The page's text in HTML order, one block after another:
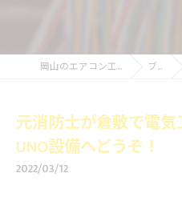
岡山のエアコン工事ならUNO設備 ブログ
元消防士が倉敷で電気
UNO設備へどうぞ！
2022/03/12